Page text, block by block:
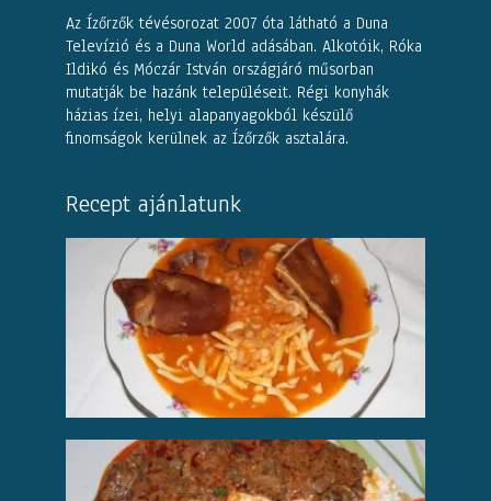
Az Ízőrzők tévésorozat 2007 óta látható a Duna
Televízió és a Duna World adásában. Alkotóik, Róka
Ildikó és Móczár István országjáró műsorban
mutatják be hazánk településeit. Régi konyhák
házias ízei, helyi alapanyagokból készülő
finomságok kerülnek az Ízőrzők asztalára.
Recept ajánlatunk